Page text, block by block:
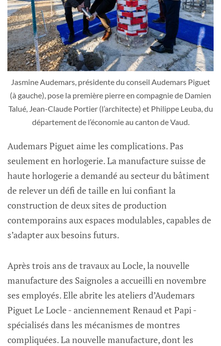
Jasmine Audemars, présidente du conseil Audemars Piguet
(à gauche), pose la première pierre en compagnie de Damien
Talué, Jean-Claude Portier (l’architecte) et Philippe Leuba, du
département de l’économie au canton de Vaud.
Audemars Piguet aime les complications. Pas
seulement en horlogerie. La manufacture suisse de
haute horlogerie a demandé au secteur du bâtiment
de relever un défi de taille en lui confiant la
construction de deux sites de production
contemporains aux espaces modulables, capables de
s’adapter aux besoins futurs.
Après trois ans de travaux au Locle, la nouvelle
manufacture des Saignoles a accueilli en novembre
ses employés. Elle abrite les ateliers d’Audemars
Piguet Le Locle - anciennement Renaud et Papi -
spécialisés dans les mécanismes de montres
compliquées. La nouvelle manufacture, dont les